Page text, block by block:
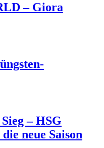
– Giora
– HSG
neue Saison